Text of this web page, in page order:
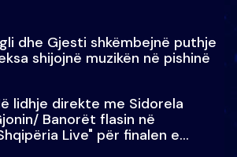
dhe Gjesti shkëmbejnë puthje
shijojnë muzikën në pishinë
lidhje direkte me Sidorela
Banorët flasin në
Live" për finalen e